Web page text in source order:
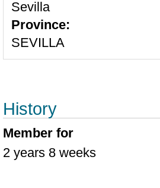
Sevilla
Province:
SEVILLA
History
Member for
2 years 8 weeks